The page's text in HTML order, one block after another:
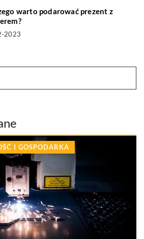
warto podarować prezent z
2023
I GOSPODARKA